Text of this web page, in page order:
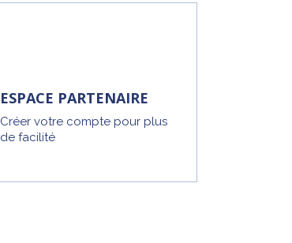
ESPACE PARTENAIRE
Créer votre compte pour plus
de facilité